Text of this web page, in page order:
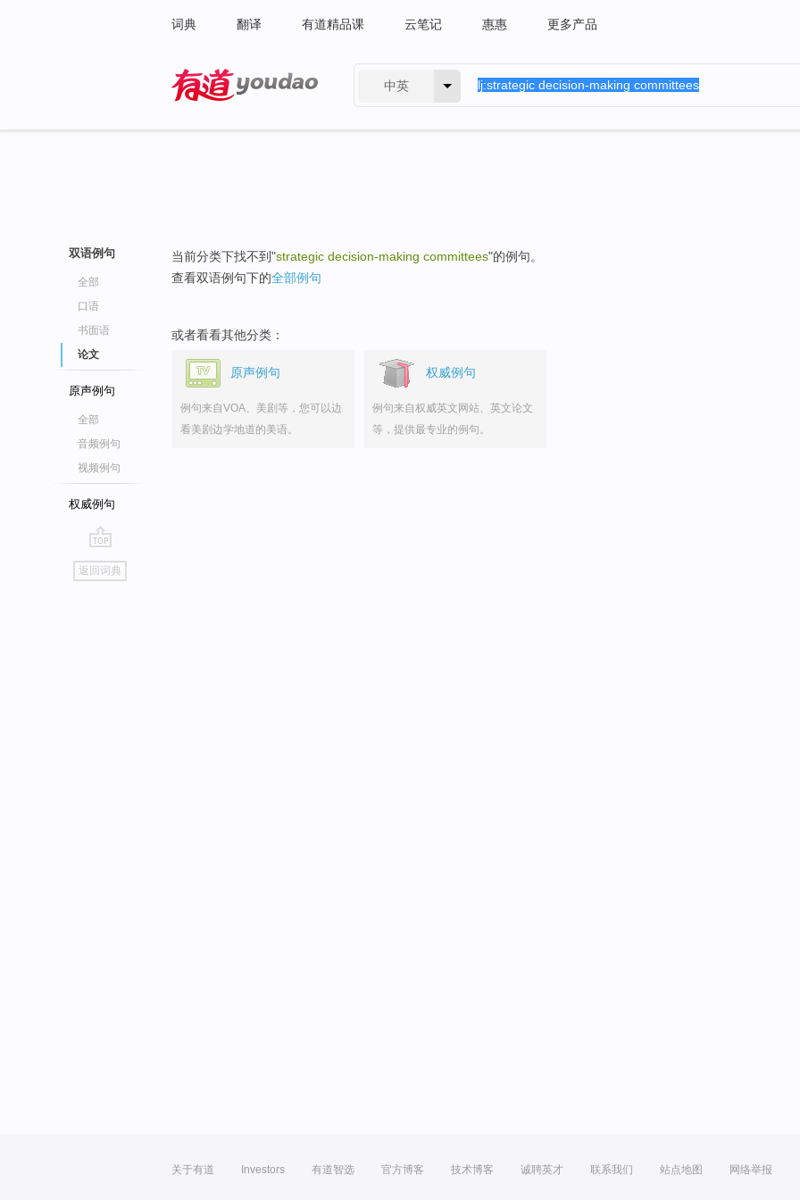
词典 翻译 有道精品课 云笔记 惠惠 更多产品
中英
双语例句
全部
口语
书面语
论文
原声例句
全部
音频例句
视频例句
权威例句
go
top
返回词典
当前分类下找不到"strategic decision-making committees"的例句。
查看双语例句下的全部例句
或者看看其他分类：
原声例句
例句来自VOA、美剧等，您可以边
看美剧边学地道的美语。
权威例句
例句来自权威英文网站、英文论文
等，提供最专业的例句。
关于有道 Investors 有道智选 官方博客 技术博客 诚聘英才 联系我们 站点地图 网络举报